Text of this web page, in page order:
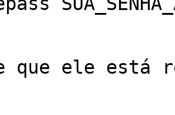
que ele está